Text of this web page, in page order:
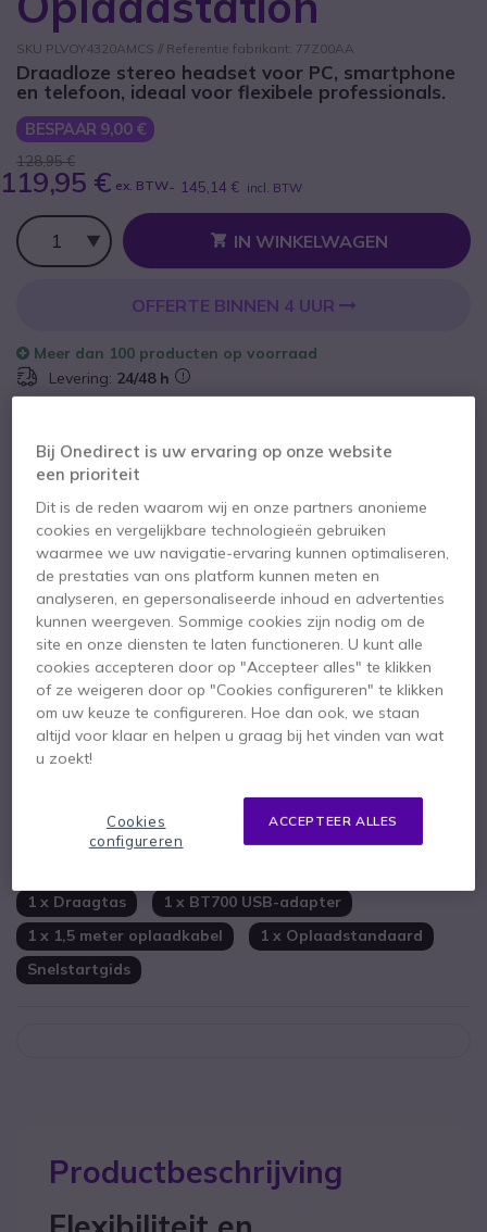
SKU PLVOY4320AMCS // Referentie fabrikant: 77Z00AA
Draadloze stereo headset voor PC, smartphone
en telefoon, ideaal voor flexibele professionals.
BESPAAR 9,00 €
128,95 €
119,95 € ex. BTW- 145,14 € incl. BTW
Aantal
IN WINKELWAGEN
OFFERTE BINNEN 4 UUR
Meer dan 100 producten op voorraad
Levering: 24/48 h
Belangrijkste kenmerken
Draadloze headset met oplaadstation
Bluetooth, USB-A en RJ dongle aansluiting
Multipoint, gelijktijdige verbinding met 2 apparaten
Dubbele ruisonderdrukkende microfoon
Comfortabele, verstelbare hoofdband
Tot 24 uur gesprekstijd
Gecertificeerd voor Microsoft Teams
Meegeleverd in de doos
1 x Draagtas
1 x BT700 USB-adapter
1 x 1,5 meter oplaadkabel
1 x Oplaadstandaard
Snelstartgids
Productbeschrijving
Bij Onedirect is uw ervaring op onze website
een prioriteit
Dit is de reden waarom wij en onze partners anonieme
cookies en vergelijkbare technologieën gebruiken
waarmee we uw navigatie-ervaring kunnen optimaliseren,
de prestaties van ons platform kunnen meten en
analyseren, en gepersonaliseerde inhoud en advertenties
kunnen weergeven. Sommige cookies zijn nodig om de
site en onze diensten te laten functioneren. U kunt alle
cookies accepteren door op "Accepteer alles" te klikken
of ze weigeren door op "Cookies configureren" te klikken
om uw keuze te configureren. Hoe dan ook, we staan
altijd voor klaar en helpen u graag bij het vinden van wat
u zoekt!
ACCEPTEER ALLES
Cookies
configureren